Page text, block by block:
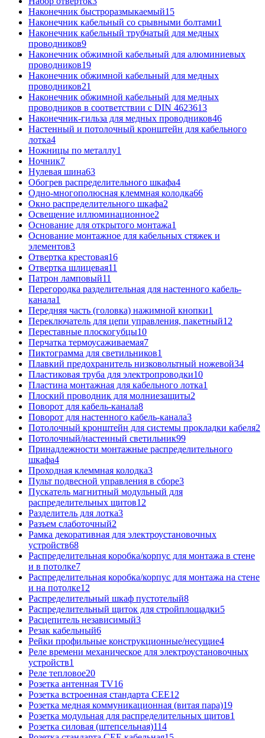
Наконечник быстроразмыкаемый15
Наконечник кабельный со срывными болтами1
Наконечник кабельный трубчатый для медных
проводников9
Наконечник обжимной кабельный для алюминиевых
проводников19
Наконечник обжимной кабельный для медных
проводников21
Наконечник обжимной кабельный для медных
проводников в соответствии с DIN 4623613
Наконечник-гильза для медных проводников46
Настенный и потолочный кронштейн для кабельного
лотка4
Ножницы по металлу1
Ночник7
Нулевая шина63
Обогрев распределительного шкафа4
Одно-многополюсная клеммная колодка66
Окно распределительного шкафа2
Освещение иллюминационное2
Основание для открытого монтажа1
Основание монтажное для кабельных стяжек и
элементов3
Отвертка крестовая16
Отвертка шлицевая11
Патрон ламповый11
Перегородка разделительная для настенного кабель-
канала1
Передняя часть (головка) нажимной кнопки1
Переключатель для цепи управления, пакетный12
Переставные плоскогубцы10
Перчатка термоусаживаемая7
Пиктограмма для светильников1
Плавкий предохранитель низковольтный ножевой34
Пластиковая труба для электропроводки10
Пластина монтажная для кабельного лотка1
Плоский проводник для молниезащиты2
Поворот для кабель-канала8
Поворот для настенного кабель-канала3
Потолочный кронштейн для системы прокладки кабеля2
Потолочный/настенный светильник99
Принадлежности монтажные распределительного
шкафа4
Проходная клеммная колодка3
Пульт подвесной управления в сборе3
Пускатель магнитный модульный для
распределительных щитов12
Разделитель для лотка3
Разъем слаботочный2
Рамка декоративная для электроустановочных
устройств68
Распределительная коробка/корпус для монтажа в стене
и в потолке7
Распределительная коробка/корпус для монтажа на стене
и на потолке12
Распределительный шкаф пустотелый8
Распределительный щиток для стройплощадки5
Расцепитель независимый3
Резак кабельный6
Рейки профильные конструкционные/несущие4
Реле времени механическое для электроустановочных
устройств1
Реле тепловое20
Розетка антенная TV16
Розетка встроенная стандарта CEE12
Розетка медная коммуникационная (витая пара)19
Розетка модульная для распределительных щитов1
Розетка силовая (штепсельная)114